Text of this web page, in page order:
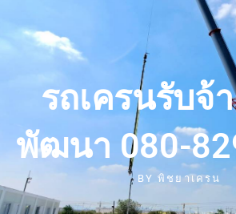
รถเครนรับจ้
พัฒนา 080-
BY พิชยาเครน